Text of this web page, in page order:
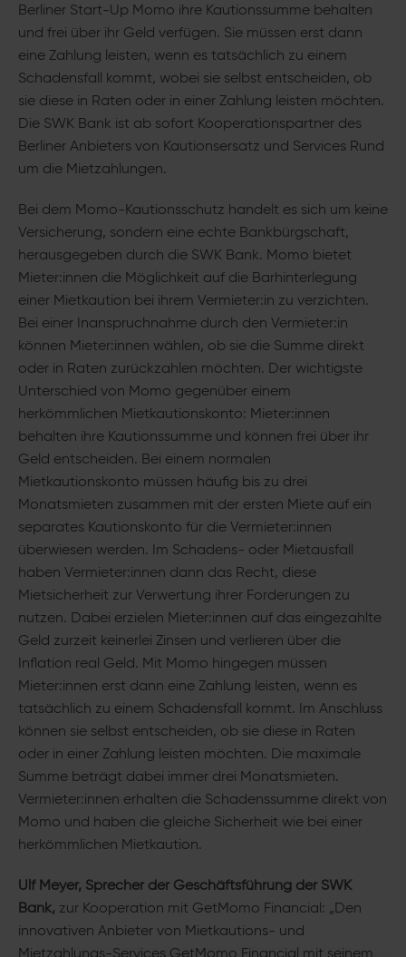
Berliner Start-Up Momo ihre Kautionssumme behalten
und frei über ihr Geld verfügen. Sie müssen erst dann
eine Zahlung leisten, wenn es tatsächlich zu einem
Schadensfall kommt, wobei sie selbst entscheiden, ob
sie diese in Raten oder in einer Zahlung leisten möchten.
Die SWK Bank ist ab sofort Kooperationspartner des
Berliner Anbieters von Kautionsersatz und Services Rund
um die Mietzahlungen.
Bei dem Momo-Kautionsschutz handelt es sich um keine
Versicherung, sondern eine echte Bankbürgschaft,
herausgegeben durch die SWK Bank. Momo bietet
Mieter:innen die Möglichkeit auf die Barhinterlegung
einer Mietkaution bei ihrem Vermieter:in zu verzichten.
Bei einer Inanspruchnahme durch den Vermieter:in
können Mieter:innen wählen, ob sie die Summe direkt
oder in Raten zurückzahlen möchten. Der wichtigste
Unterschied von Momo gegenüber einem
herkömmlichen Mietkautionskonto: Mieter:innen
behalten ihre Kautionssumme und können frei über ihr
Geld entscheiden. Bei einem normalen
Mietkautionskonto müssen häufig bis zu drei
Monatsmieten zusammen mit der ersten Miete auf ein
separates Kautionskonto für die Vermieter:innen
überwiesen werden. Im Schadens- oder Mietausfall
haben Vermieter:innen dann das Recht, diese
Mietsicherheit zur Verwertung ihrer Forderungen zu
nutzen. Dabei erzielen Mieter:innen auf das eingezahlte
Geld zurzeit keinerlei Zinsen und verlieren über die
Inflation real Geld. Mit Momo hingegen müssen
Mieter:innen erst dann eine Zahlung leisten, wenn es
tatsächlich zu einem Schadensfall kommt. Im Anschluss
können sie selbst entscheiden, ob sie diese in Raten
oder in einer Zahlung leisten möchten. Die maximale
Summe beträgt dabei immer drei Monatsmieten.
Vermieter:innen erhalten die Schadenssumme direkt von
Momo und haben die gleiche Sicherheit wie bei einer
herkömmlichen Mietkaution.
Ulf Meyer, Sprecher der Geschäftsführung der SWK
Bank, zur Kooperation mit GetMomo Financial: „Den
innovativen Anbieter von Mietkautions- und